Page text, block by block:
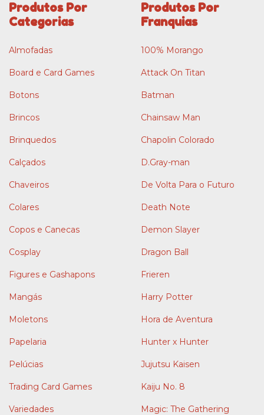
Produtos Por
Categorias
Almofadas
Board e Card Games
Botons
Brincos
Brinquedos
Calçados
Chaveiros
Colares
Copos e Canecas
Cosplay
Figures e Gashapons
Mangás
Moletons
Papelaria
Pelúcias
Trading Card Games
Variedades
Produtos Por
Franquias
100% Morango
Attack On Titan
Batman
Chainsaw Man
Chapolin Colorado
D.Gray-man
De Volta Para o Futuro
Death Note
Demon Slayer
Dragon Ball
Frieren
Harry Potter
Hora de Aventura
Hunter x Hunter
Jujutsu Kaisen
Kaiju No. 8
Magic: The Gathering